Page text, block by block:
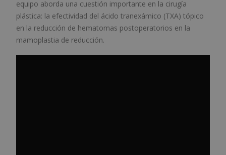
equipo aborda una cuestión importante en la cirugía
plástica: la efectividad del ácido tranexámico (TXA) tópico
en la reducción de hematomas postoperatorios en la
mamoplastia de reducción.